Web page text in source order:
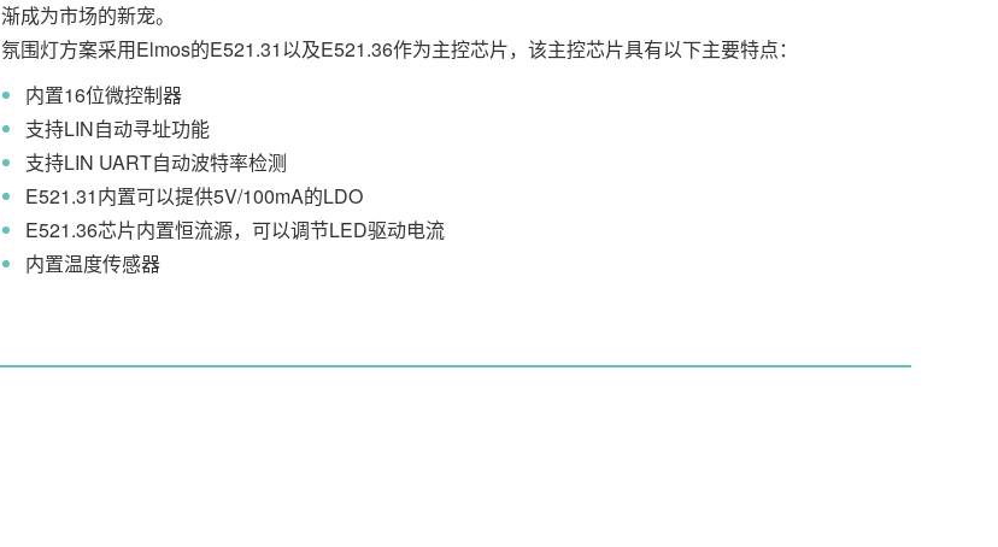
渐成为市场的新宠。
氛围灯方案采用Elmos的E521.31以及E521.36作为主控芯片，该主控芯片具有以下主要特点：
内置16位微控制器
支持LIN自动寻址功能
支持LIN UART自动波特率检测
E521.31内置可以提供5V/100mA的LDO
E521.36芯片内置恒流源，可以调节LED驱动电流
内置温度传感器